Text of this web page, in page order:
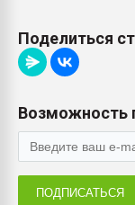
Поделиться
Возможность
ПОДПИСАТЬСЯ